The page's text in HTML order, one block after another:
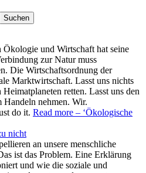
und Wirtschaft hat seine
zur Natur muss
Die Wirtschaftsordnung der
Marktwirtschaft. Lasst uns nichts
retten. Lasst uns den
nehmen. Wir.
do it. Read more – ‘Ökologische
nicht
an unsere menschliche
ist das Problem. Eine Erklärung
und wie die soziale und